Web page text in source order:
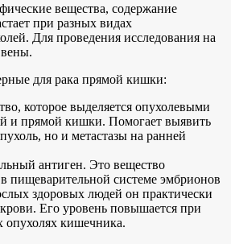
вещества, содержание
при разных видах
Для проведения исследования на
вены.
для рака прямой кишки:
которое выделяется опухолевыми
и прямой кишки. Помогает выявить
но и метастазы на ранней
антиген. Это вещество
пищеварительной системе эмбрионов
здоровых людей он практически
Его уровень повышается при
опухолях кишечника.